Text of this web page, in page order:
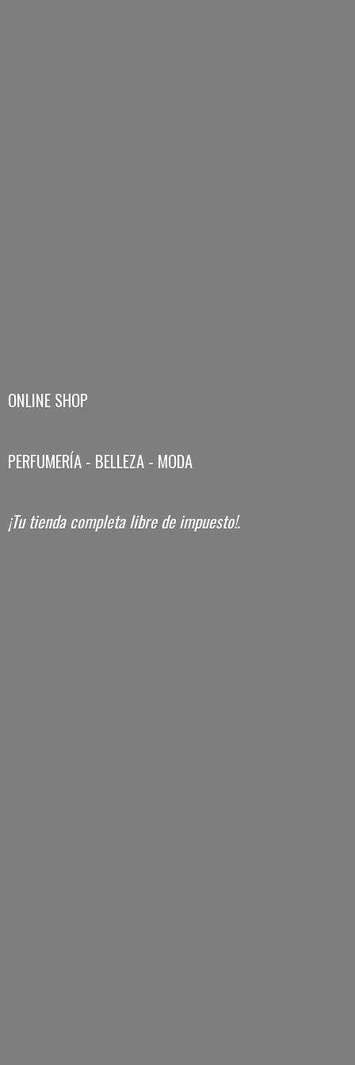
ONLINE SHOP
PERFUMERÍA - BELLEZA - MODA
¡Tu tienda completa librede impuesto!.